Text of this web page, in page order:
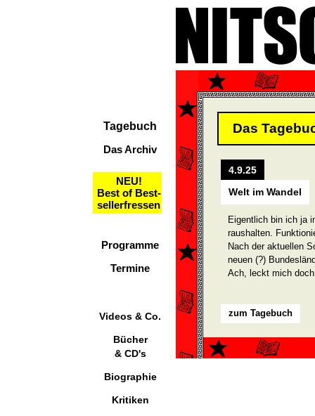
Tagebuch
Das Archiv
NEU!
Best of Best-
sellerfressen
Programme
Termine
Videos & Co.
Bücher
& CD's
Biographie
Kritiken
Das
4.9.25
Welt im Wandel
Eigentlich bin ich ja
raushalten.
Nach der aktuellen
neuen (?)
Ach, leckt mich
zum Tagebuch